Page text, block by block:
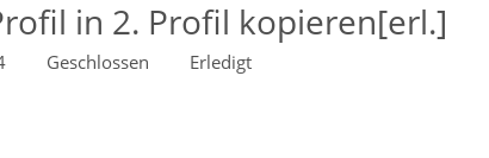
in 2. Profil kopieren[erl.]
Geschlossen Erledigt